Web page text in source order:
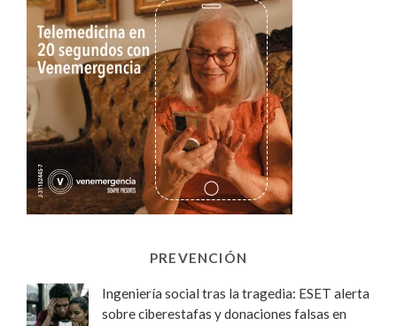
PREVENCIÓN
Ingeniería social tras la tragedia: ESET alerta
sobre ciberestafas y donaciones falsas en